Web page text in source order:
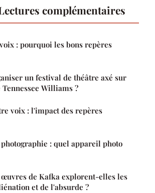
complémentaires
: pourquoi les bons repères
un festival de théâtre axé sur
Williams ?
voix : l'impact des repères
: quel appareil photo
de Kafka explorent-elles les
et de l'absurde ?